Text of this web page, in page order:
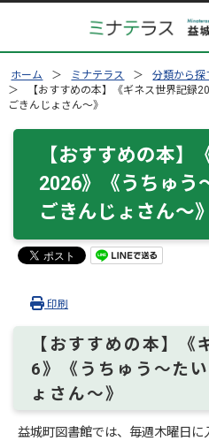
ホーム ミナテラス 分類から探
【おすすめの本】《ギネス世界記録
ごきんじょさん～》
【おすすめの本】
2026》《うちゅう
ごきんじょさん～》
印刷
【おすすめの本】
6》《うちゅう～た
ょさん～》
益城町図書館では、毎週木曜日